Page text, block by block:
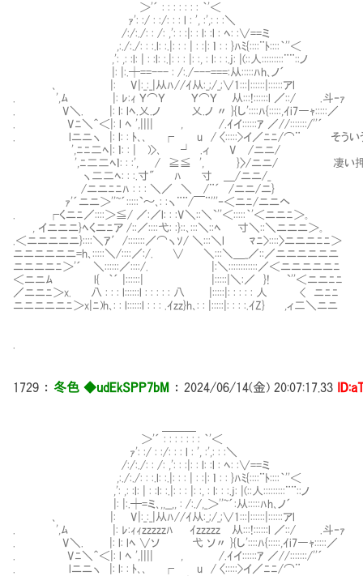
＞'´ : : : : : : : ｀'＜
ｧ': :/ : :/: : : l : ', :',: : :＼
/:/:./: : /: ,': : :|: : l: :l : ﾍ: :∨==ミ
,:./:./: : :.l: :.|: : : | : :|: ｌ : : }ﾊﾐ{::::¨ﾄ::::｀''＜
,': ,: :l: | : :l: :.|: : : |: :, : l: : :.j: |(::人:::::::::¨¨::ノ
|: |:.┼==--- : /:./---===:从:::::ﾊh､ノ´
､ |: ⅣV|:_:_|从ﾊ//ｲ从:_;/_;∨1:::|::::::|::::::アl
. ',ﾑ |: ﾚ:ｨ Ｙ⌒Ｙ Ｙ⌒Ｙ ㍉从:::!::::::l ／::/ .斗‐ｧ
. V＼. |: l: lﾍ.乂.ノ 乂.ノ 〃 }{し'::::ﾊ{:::::,ｲi7―ｬ:::::／
. Vﾆ＼＾＜|: l ﾍ ',|||| , /.ｲイ::::::ｱ ／//:::::::/''´
. lニニヽ |: l: : ﾄ､､ ┌ u / 〈:::::>イ／ﾆﾆ/⌒¨ そういう人
',ﾆﾆ二ﾍ|: ｌ: : | )>､ ┘ .ィ V /ニニ/
',ﾆ二二ﾍｌ: : :', / ≧≦ ', }〉/ニニ/ 凄い押し上げてい
ヽ二二ﾍ: : :.寸" ﾊ 寸 ＿/ニニ/_
/ニニﾆﾆﾊ : : : ＼／ ＼ /¨´ /ニニ/ニ}
ｧ'´ニニ＞''~´:::::`～､: :ヽ¨¨/￣¨'''‐＜ニﾆ/ニニヘ
. ┌くニﾆ／::::＞≦/ ／:／l: : :V＼::＼`''＜:::::｀'＜ニニﾆ＞｡
, イニニニ}ﾍくニﾆア /::／::::弋: :}::､:::＼::ﾍ 寸＼::＼ニニニ＞｡
.＜ニニニニニ}::::＼ｱ′/:::::::／⌒ヽｿ/ ＼:::＼l ﾏﾆ>::::〉ニニニﾆﾆ＞
ニニニニニニ=h､:::::＼/::::／:/. ∨ ＼:::＼＿_／::／ニニニニニニ
ニニニニﾆ＞'´ ＼::::::／::::/. |:＼::::::::::::／＜ニニニニニﾆ
＜ニニﾑ l{ ｀´ |::::::| |:::::|＼:／ }! `''＜ニニﾆﾆ
／ニニﾆ＞x. 八 : : : l::::::l : : : : : 八 |:::::|: : : : : 人 < ニﾆﾆ
ニニニニニﾆ＞x|ﾆ)h､: : l::::::l : : : .ｲzz}h､: : |:::::|: : : :.ｲZ} ,ィ二＼ニニ
1729 ： 冬色 ◆udEkSPP7bM ： 2024/06/14(金) 20:07:17.33
＞'´ : : : : : : : ｀'＜
ｧ': :/ : :/: : : l : ', :',: : :＼
/:/:./: : /: ,': : :|: : l: :l : ﾍ: :∨==ミ
,:./:./: : :.l: :.|: : : | : :|: ｌ : : }ﾊﾐ{::::¨ﾄ::::｀''＜
,': ,: :l: | : :l: :.|: : : |: :, : l: : :.j: |(::人:::::::::¨¨::ノ
|: |:.┼=ミ､,,__,, : /:./,_＞''~´:从:::::ﾊh､ノ´
､ |: ⅣV|:_:_|从ﾊ//ｲ从:_;/_;∨1:::|::::::|::::::アl
. ',ﾑ |: ﾚ:ｨｨzzzzzﾊ ｲzzzzz㍉从:::!::::::l ／::/ .斗‐ｧ
. V＼. |: l: lﾍ ∨ソ 弋 ソ〃 }{し'::::ﾊ{:::::,ｲi7―ｬ:::::／
. Vﾆ＼＾＜|: l ﾍ ',|||| , /.ｲイ::::::ｱ ／//:::::::/''´
. lニニヽ |: l: : ﾄ､､ ┌ u / 〈:::::>イ／ﾆﾆ/⌒¨